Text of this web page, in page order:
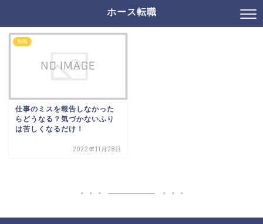
ホース転職
転職
仕事のミスを報告しなかった
らどうなる？気づかないふり
は苦しくなるだけ！
2022年11月28日